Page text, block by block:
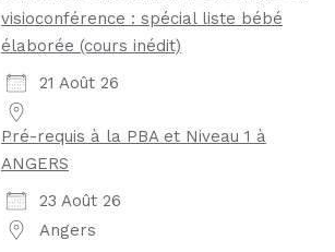
visioconférence : spécial liste bébé
élaborée (cours inédit)
21 Août 26
Pré-requis à la PBA et Niveau 1 à
ANGERS
23 Août 26
Angers